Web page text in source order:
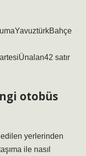
satır
otobüs
yerlerinden
ile nasıl